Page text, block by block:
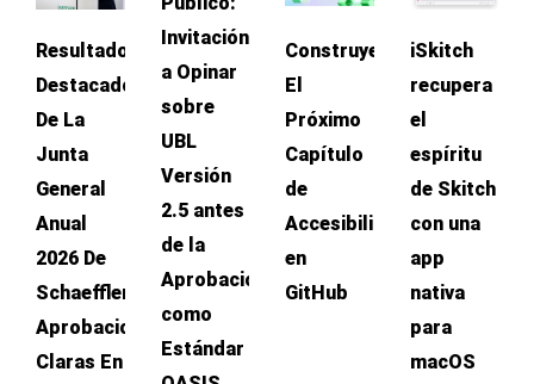
Resultados
Destacados
De La
Junta
General
Anual
2026 De
Schaeffler:
Aprobaciones
Claras En
Invitación
a Opinar
sobre
UBL
Versión
2.5 antes
de la
Aprobación
como
Estándar
Construyendo
El
Próximo
Capítulo
de
Accesibilidad
en
GitHub
iSkitch
recupera
el
espíritu
de Skitch
con una
app
nativa
para
macOS